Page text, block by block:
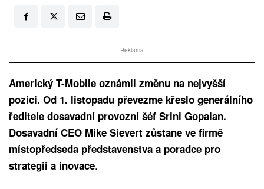
Reklama
Americký T-Mobile oznámil změnu na nejvyšší
pozici. Od 1. listopadu převezme křeslo generálního
ředitele dosavadní provozní šéf Srini Gopalan.
Dosavadní CEO Mike Sievert zůstane ve firmě
místopředseda představenstva a poradce pro
strategii a inovace.